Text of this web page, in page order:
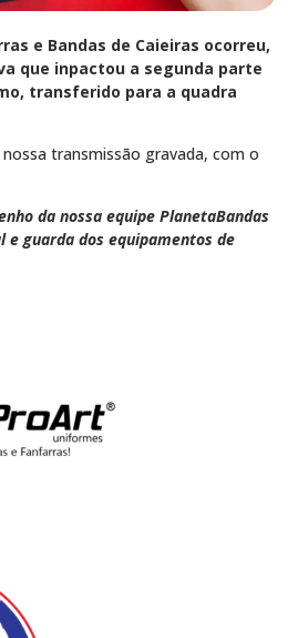
e Bandas de Caieiras ocorreu,
que inpactou a segunda parte
transferido para a quadra
transmissão gravada, com o
da nossa equipe PlanetaBandas
e guarda dos equipamentos de